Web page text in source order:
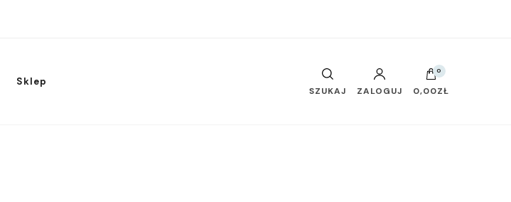
Sklep
SZUKAJ ZALOGUJ
0
0,00ZŁ